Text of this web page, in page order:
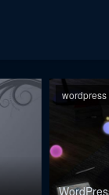
wordpress